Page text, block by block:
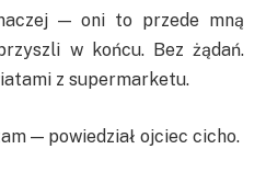
— oni to przede mną
w końcu. Bez żądań.
z supermarketu.
— powiedział ojciec cicho.